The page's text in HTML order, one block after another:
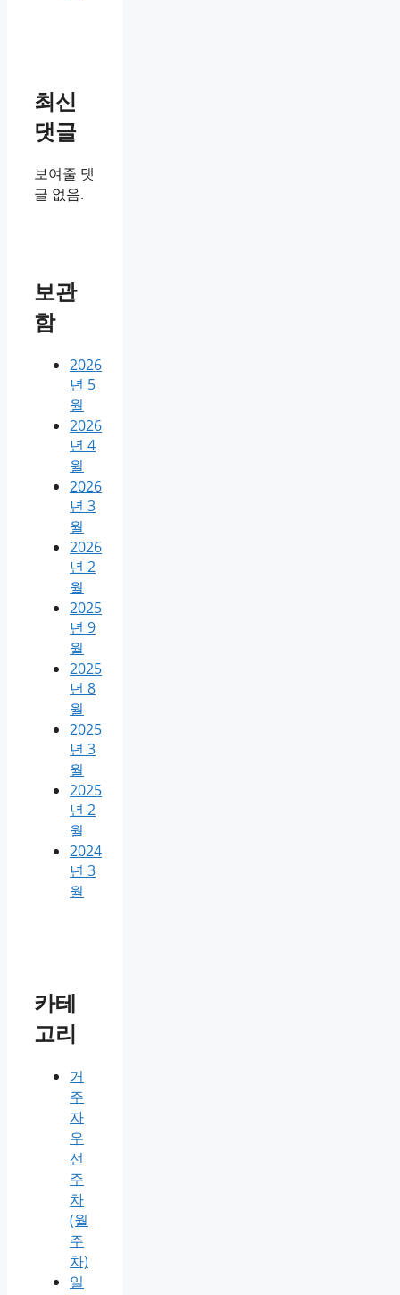
최신
댓글
보여줄 댓
글 없음.
보관
함
2026
년 5
월
2026
년 4
월
2026
년 3
월
2026
년 2
월
2025
년 9
월
2025
년 8
월
2025
년 3
월
2025
년 2
월
2024
년 3
월
카테
고리
거
주
자
우
선
주
차
(월
주
차)
일